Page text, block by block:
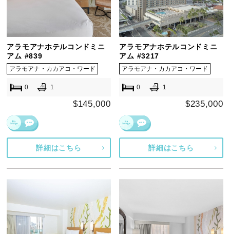
アラモアナホテルコンドミニ
アム #839
アラモアナ・カカアコ・ワード
0 1
$145,000
詳細はこちら
アラモアナホテルコンドミニ
アム #3217
アラモアナ・カカアコ・ワード
0 1
$235,000
詳細はこちら